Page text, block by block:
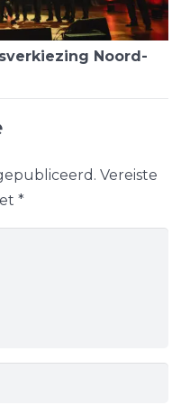
Noord-
Vereiste
*